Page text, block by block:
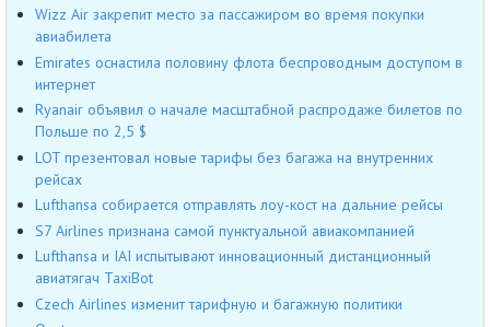
Wizz Air закрепит место за пассажиром во время покупки
авиабилета
Emirates оснастила половину флота беспроводным доступом в
интернет
Ryanair объявил о начале масштабной распродаже билетов по
Польше по 2,5 $
LOT презентовал новые тарифы без багажа на внутренних
рейсах
Lufthansa собирается отправлять лоу-кост на дальние рейсы
S7 Airlines признана самой пунктуальной авиакомпанией
Lufthansa и IAI испытывают инновационный дистанционный
авиатягач TaxiBot
Czech Airlines изменит тарифную и багажную политики